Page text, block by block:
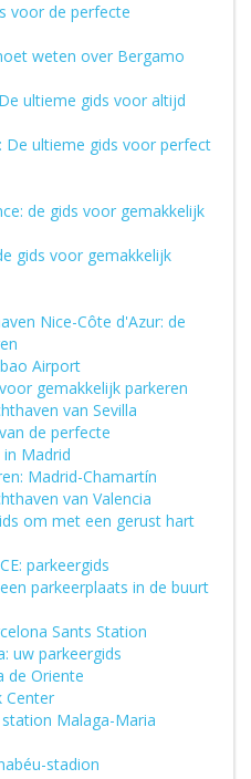
voor de perfecte
weten over Bergamo
ultieme gids voor altijd
De ultieme gids voor perfect
de gids voor gemakkelijk
gids voor gemakkelijk
Nice-Côte d'Azur: de
Airport
gemakkelijk parkeren
van Sevilla
de perfecte
Madrid
Madrid-Chamartín
van Valencia
om met een gerust hart
parkeergids
parkeerplaats in de buurt
Sants Station
uw parkeergids
de Oriente
Center
Malaga-Maria
stadion